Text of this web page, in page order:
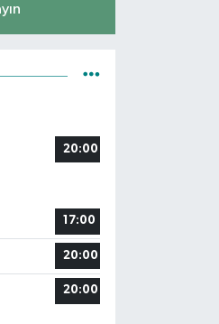
20:00
17:00
20:00
20:00